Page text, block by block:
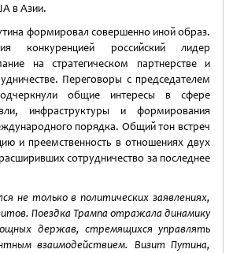
в Азии.
формировал совершенно иной образ.
конкуренцией российский лидер
на стратегическом партнерстве и
Переговоры с председателем
общие интересы в сфере
инфраструктуры и формирования
порядка. Общий тон встреч
и преемственность в отношениях двух
сотрудничество за последнее
не только в политических заявлениях,
Поездка Трампа отражала динамику
держав, стремящихся управлять
взаимодействием. Визит Путина,